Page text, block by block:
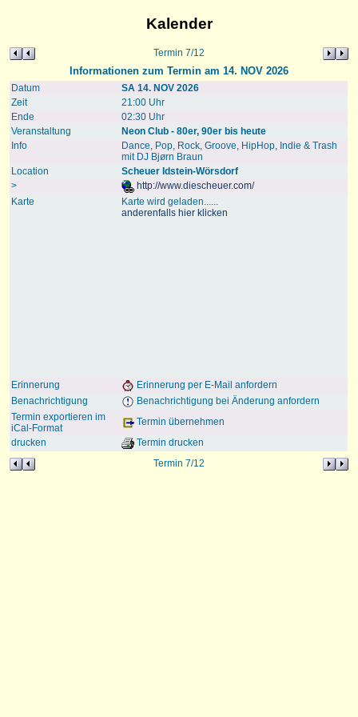
Kalender
Termin 7/12
Informationen zum Termin am 14. NOV 2026
Datum
SA 14. NOV 2026
Zeit
21:00 Uhr
Ende
02:30 Uhr
Veranstaltung
Neon Club - 80er, 90er bis heute
Info
Dance, Pop, Rock, Groove, HipHop, Indie & Trash
mit DJ Bjørn Braun
Location
Scheuer Idstein-Wörsdorf
>
http://www.diescheuer.com/
Karte
Karte wird geladen......
anderenfalls hier klicken
Erinnerung
Erinnerung per E-Mail anfordern
Benachrichtigung
Benachrichtigung bei Änderung anfordern
Termin exportieren im
iCal-Format
Termin übernehmen
drucken
Termin drucken
Termin 7/12